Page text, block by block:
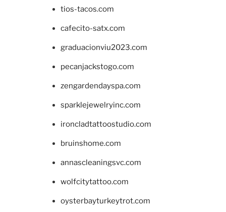
tios-tacos.com
cafecito-satx.com
graduacionviu2023.com
pecanjackstogo.com
zengardendayspa.com
sparklejewelryinc.com
ironcladtattoostudio.com
bruinshome.com
annascleaningsvc.com
wolfcitytattoo.com
oysterbayturkeytrot.com